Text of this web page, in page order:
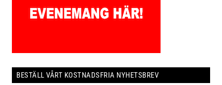
BESTÄLL VÅRT KOSTNADSFRIA NYHETSBREV